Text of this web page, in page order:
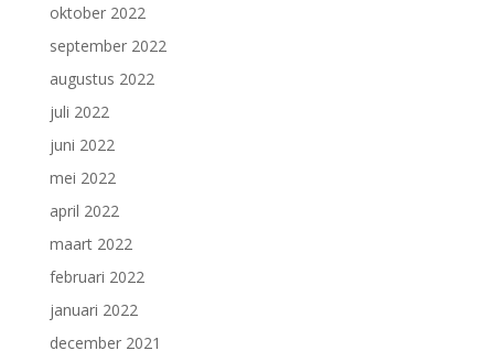
oktober 2022
september 2022
augustus 2022
juli 2022
juni 2022
mei 2022
april 2022
maart 2022
februari 2022
januari 2022
december 2021